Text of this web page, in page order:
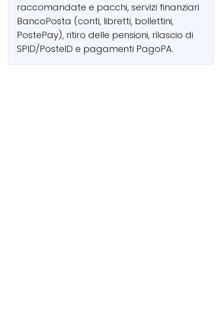
raccomandate e pacchi, servizi finanziari
BancoPosta (conti, libretti, bollettini,
PostePay), ritiro delle pensioni, rilascio di
SPID/PosteID e pagamenti PagoPA.